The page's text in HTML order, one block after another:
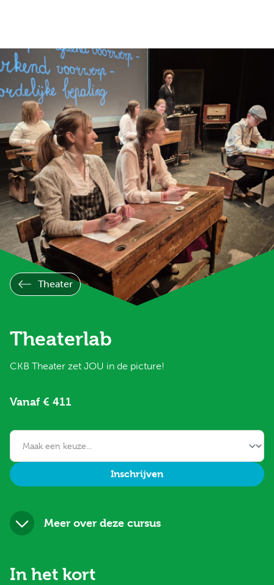
Theater
Theaterlab
CKB Theater zet JOU in de picture!
Vanaf € 411
Inschrijven
Meer over deze cursus
In het kort